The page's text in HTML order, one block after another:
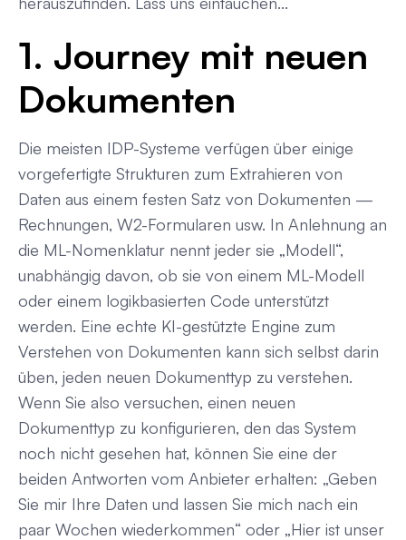
1. Journey mit neuen
Dokumenten
Die meisten IDP-Systeme verfügen über einige
vorgefertigte Strukturen zum Extrahieren von
Daten aus einem festen Satz von Dokumenten —
Rechnungen, W2-Formularen usw. In Anlehnung an
die ML-Nomenklatur nennt jeder sie „Modell“,
unabhängig davon, ob sie von einem ML-Modell
oder einem logikbasierten Code unterstützt
werden. Eine echte KI-gestützte Engine zum
Verstehen von Dokumenten kann sich selbst darin
üben, jeden neuen Dokumenttyp zu verstehen.
Wenn Sie also versuchen, einen neuen
Dokumenttyp zu konfigurieren, den das System
noch nicht gesehen hat, können Sie eine der
beiden Antworten vom Anbieter erhalten: „Geben
Sie mir Ihre Daten und lassen Sie mich nach ein
paar Wochen wiederkommen“ oder „Hier ist unser